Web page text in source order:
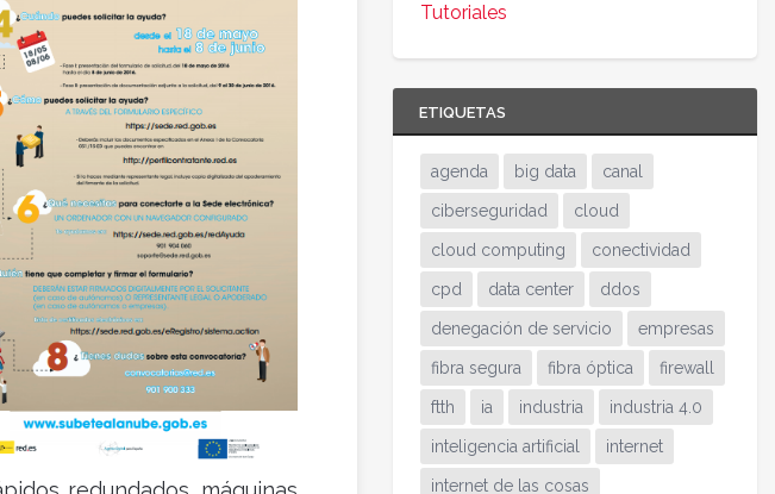
Tutoriales
ETIQUETAS
agenda big data canal
ciberseguridad cloud
cloud computing conectividad
cpd data center ddos
denegación de servicio empresas
fibra segura fibra óptica firewall
ftth ia industria industria 4.0
inteligencia artificial internet
internet de las cosas